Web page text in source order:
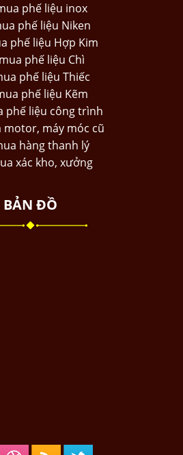
phế liệu inox
phế liệu Niken
phế liệu Hợp Kim
phế liệu Chì
phế liệu Thiếc
phế liệu Kẽm
phế liệu công trình
motor, máy móc cũ
hàng thanh lý
xác kho, xưởng
BẢN ĐỒ